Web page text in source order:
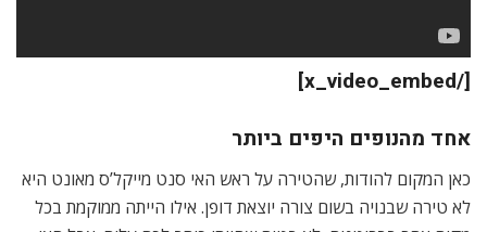
[/x_video_embed]
אחד מהנופים היפים ביותר
כאן המקום להודות, שהטירה על ראש האי סנט מייקל’ס מאונט היא
לא טירה שבנויה בשום צורה יוצאת דופן. אילו הייתה ממוקמת בכל